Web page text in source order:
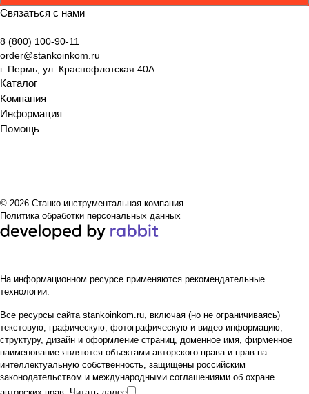
Связаться с нами
8 (800) 100-90-11
order@stankoinkom.ru
г. Пермь, ул. Краснофлотская 40А
Каталог
Компания
Информация
Помощь
© 2026 Станко-инструментальная компания
Политика обработки персональных данных
На информационном ресурсе применяются рекомендательные
технологии.
Все ресурсы сайта stankoinkom.ru, включая (но не ограничиваясь)
текстовую, графическую, фотографическую и видео информацию,
структуру, дизайн и оформление страниц, доменное имя, фирменное
наименование являются объектами авторского права и прав на
интеллектуальную собственность, защищены российским
законодательством и международными соглашениями об охране